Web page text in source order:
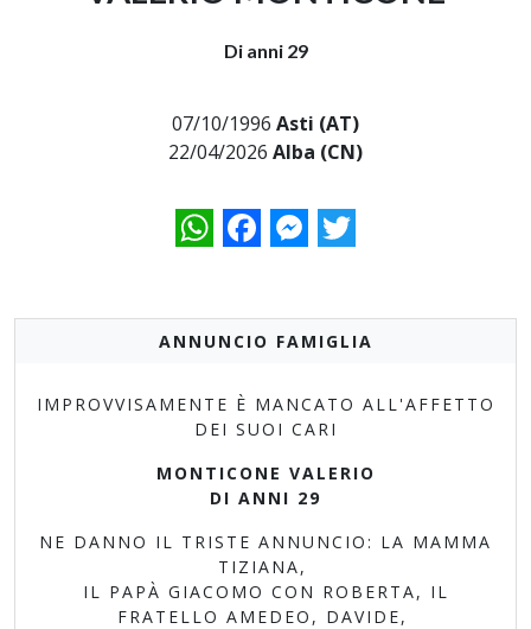
Di anni 29
07/10/1996 Asti (AT)
22/04/2026 Alba (CN)
WhatsAppFacebookMessenger
Twitter
ANNUNCIO FAMIGLIA
IMPROVVISAMENTE È MANCATO ALL'AFFETTO
DEI SUOI CARI
MONTICONE VALERIO
DI ANNI 29
NE DANNO IL TRISTE ANNUNCIO: LA MAMMA
TIZIANA,
IL PAPÀ GIACOMO CON ROBERTA, IL
FRATELLO AMEDEO, DAVIDE,